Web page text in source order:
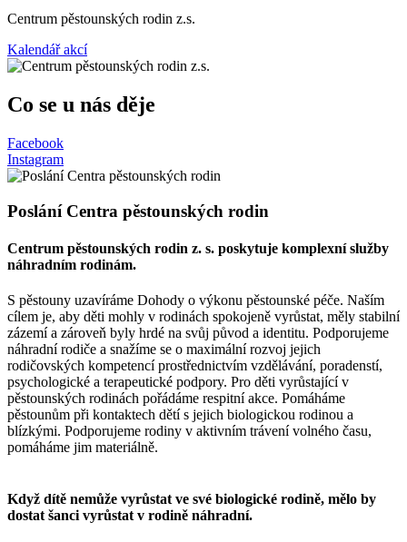
Centrum pěstounských rodin z.s.
Kalendář akcí
Co se u nás děje
Facebook
Instagram
Poslání Centra pěstounských rodin
Centrum pěstounských rodin z. s. poskytuje komplexní služby
náhradním rodinám.
S pěstouny uzavíráme Dohody o výkonu pěstounské péče. Naším
cílem je, aby děti mohly v rodinách spokojeně vyrůstat, měly stabilní
zázemí a zároveň byly hrdé na svůj původ a identitu. Podporujeme
náhradní rodiče a snažíme se o maximální rozvoj jejich
rodičovských kompetencí prostřednictvím vzdělávání, poradenstí,
psychologické a terapeutické podpory. Pro děti vyrůstající v
pěstounských rodinách pořádáme respitní akce. Pomáháme
pěstounům při kontaktech dětí s jejich biologickou rodinou a
blízkými. Podporujeme rodiny v aktivním trávení volného času,
pomáháme jim materiálně.
Když dítě nemůže vyrůstat ve své biologické rodině, mělo by
dostat šanci vyrůstat v rodině náhradní.